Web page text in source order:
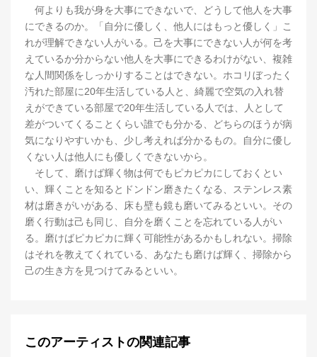
何よりも我が身を大事にできないで、どうして他人を大事
にできるのか。「自分に優しく、他人にはもっと優しく」こ
れが理解できない人がいる。己を大事にできない人が何を考
えているか分からない他人を大事にできるわけがない、複雑
な人間関係をしっかりすることはできない。ホコリぼったく
汚れた部屋に20年生活している人と、綺麗で空気の入れ替
えができている部屋で20年生活している人では、人として
差がついてくることくらい誰でも分かる、どちらのほうが病
気になりやすいかも、少し考えれば分かるもの。自分に優し
くない人は他人にも優しくできないから。
そして、磨けば輝く物は何でもピカピカにしておくとい
い、輝くことを知るとドンドン磨きたくなる、ステンレス素
材は磨きがいがある、床も壁も鏡も磨いてみるといい。その
磨く行動は己も同じ、自分を磨くことを忘れている人がい
る。磨けばピカピカに輝く可能性があるかもしれない。掃除
はそれを教えてくれている、あなたも磨けば輝く、掃除から
己の生き方を見つけてみるといい。
このアーティストの関連記事